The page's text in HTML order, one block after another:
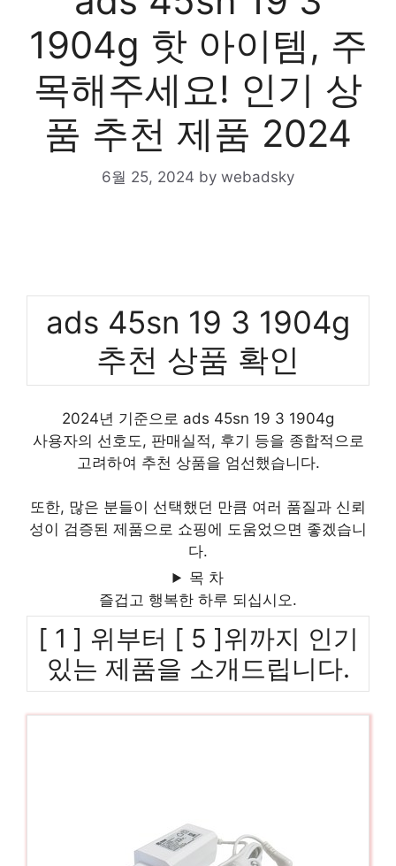
1904g 핫 아이템, 주
목해주세요! 인기 상
품 추천 제품 2024
6월 25, 2024 by webadsky
ads 45sn 19 3 1904g
추천 상품 확인
2024년 기준으로 ads 45sn 19 3 1904g
사용자의 선호도, 판매실적, 후기 등을 종합적으로
고려하여 추천 상품을 엄선했습니다.
또한, 많은 분들이 선택했던 만큼 여러 품질과 신뢰
성이 검증된 제품으로 쇼핑에 도움었으면 좋겠습니
다.
목 차
즐겁고 행복한 하루 되십시오.
[ 1 ] 위부터 [ 5 ]위까지 인기
있는 제품을 소개드립니다.